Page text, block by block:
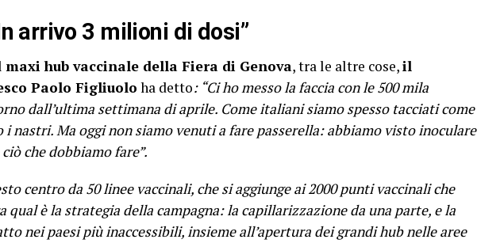
arrivo 3 milioni di dosi”
maxi hub vaccinale della Fiera di Genova, tra le altre cose,il
Paolo Figliuolo ha detto: “Ci ho messo la faccia con le 500 mila
dall’ultima settimana di aprile. Come italiani siamo spesso tacciati come
i nastri. Ma oggi non siamo venuti a fare passerella: abbiamo visto inoculare
che dobbiamo fare”.
centro da 50 linee vaccinali, che si aggiunge ai 2000 punti vaccinali che
qual è la strategia della campagna: la capillarizzazione da una parte, e la
nei paesi più inaccessibili, insieme all’apertura dei grandi hub nelle aree